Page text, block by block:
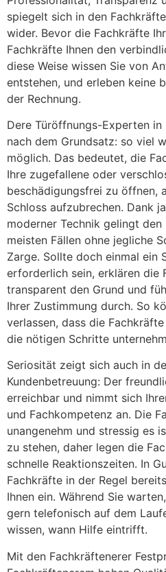
spiegelt sich in den
wider. Bevor die Fachkräfte
Fachkräfte Ihnen den
diese Weise wissen Sie von
entstehen, und erleben keine
der Rechnung.
Dere Türöffnungs-Experten
nach dem Grundsatz: so viel
möglich. Das bedeutet, die
Ihre zugefallene oder
beschädigungsfrei zu öffnen,
Schloss aufzubrechen. Dank
moderner Technik gelingt
meisten Fällen ohne jegliche
Zarge. Sollte doch einmal ein
erforderlich sein, erklären die
transparent den Grund und
Ihrer Zustimmung durch. So
verlassen, dass die
die nötigen Schritte
Seriosität zeigt sich auch in
Kundenbetreuung: Der
erreichbar und nimmt sich
und Fachkompetenz an. Die
unangenehm und stressig es
zu stehen, daher legen die
schnelle Reaktionszeiten. In
Fachkräfte in der Regel
Ihnen ein. Während Sie
gern telefonisch auf dem
wissen, wann Hilfe eintrifft.
Mit den Fachkräftenerer